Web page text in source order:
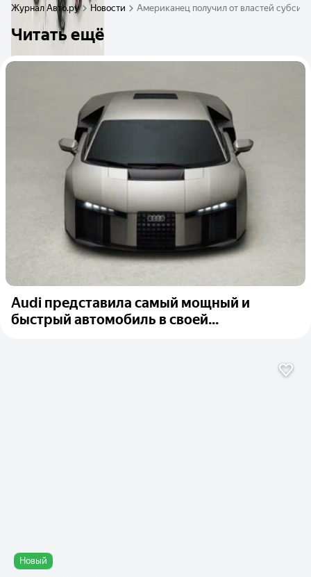
Журнал Авто.ру Новости Американец получил от властей
Читать ещё
Audi представила самый мощный и
быстрый автомобиль в своей...
Новый